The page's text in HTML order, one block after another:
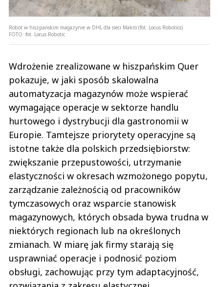
Robot w hiszpańskim magazynie w DHL dla sieci Makro (fot. Locus Robotics)
FOTO: fot. Locus Robotic
Wdrożenie zrealizowane w hiszpańskim Quer
pokazuje, w jaki sposób skalowalna
automatyzacja magazynów może wspierać
wymagające operacje w sektorze handlu
hurtowego i dystrybucji dla gastronomii w
Europie. Tamtejsze priorytety operacyjne są
istotne także dla polskich przedsiębiorstw:
zwiększanie przepustowości, utrzymanie
elastyczności w okresach wzmożonego popytu,
zarządzanie zależnością od pracowników
tymczasowych oraz wsparcie stanowisk
magazynowych, których obsada bywa trudna w
niektórych regionach lub na określonych
zmianach. W miarę jak firmy starają się
usprawniać operacje i podnosić poziom
obsługi, zachowując przy tym adaptacyjność,